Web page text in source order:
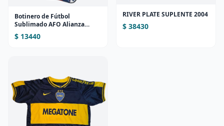
Botinero de Fútbol
Sublimado AFO Alianza
(Diseño 1)
$ 13440
RIVER PLATE SUPLENTE 2004
$ 38430